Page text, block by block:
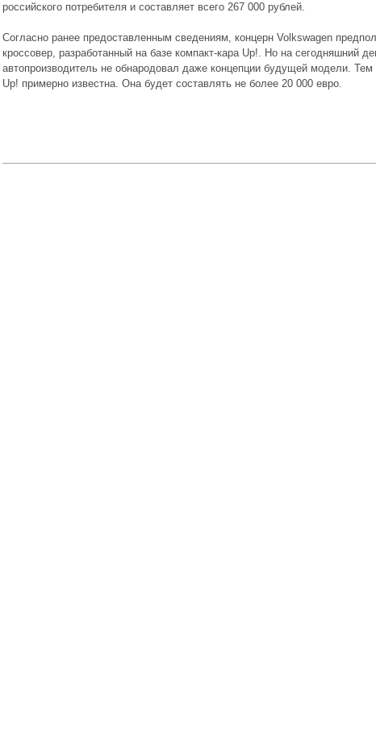
российского потребителя и составляет всего 267 000 рублей.
Согласно ранее предоставленным сведениям, концерн Volkswagen
кроссовер, разработанный на базе компакт-кара Up!. Но на сегодняшний
автопроизводитель не обнародовал даже концепции будущей модели.
Up! примерно известна. Она будет составлять не более 20 000 евро.